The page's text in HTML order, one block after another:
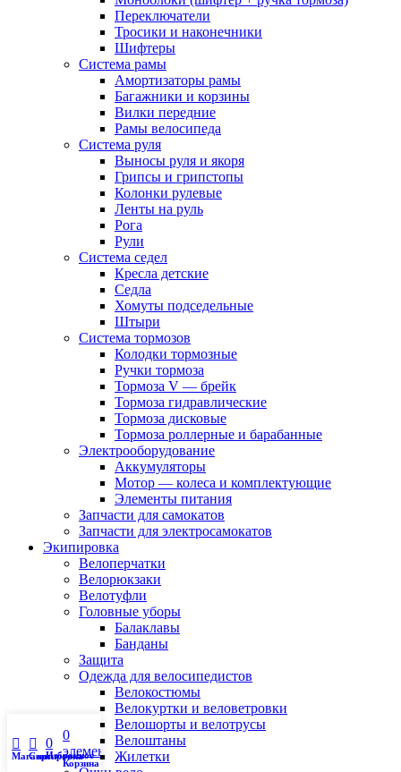
Переключатели
Тросики и наконечники
Шифтеры
Система рамы
Амортизаторы рамы
Багажники и корзины
Вилки передние
Рамы велосипеда
Система руля
Выносы руля и якоря
Грипсы и грипстопы
Колонки рулевые
Ленты на руль
Рога
Рули
Система седел
Кресла детские
Седла
Хомуты подседельные
Штыри
Система тормозов
Колодки тормозные
Ручки тормоза
Тормоза V — брейк
Тормоза гидравлические
Тормоза дисковые
Тормоза роллерные и барабанные
Электрооборудование
Аккумуляторы
Мотор — колеса и комплектующие
Элементы питания
Запчасти для самокатов
Запчасти для электросамокатов
Экипировка
Велоперчатки
Велорюкзаки
Велотуфли
Головные уборы
Балаклавы
Банданы
Защита
Одежда для велосипедистов
Велокостюмы
Велокуртки и веловетровки
Велошорты и велотрусы
Велоштаны
Жилетки
Магазин
Сортировка
0
Избранное
0
элемент
Корзина
Мой аккаунт